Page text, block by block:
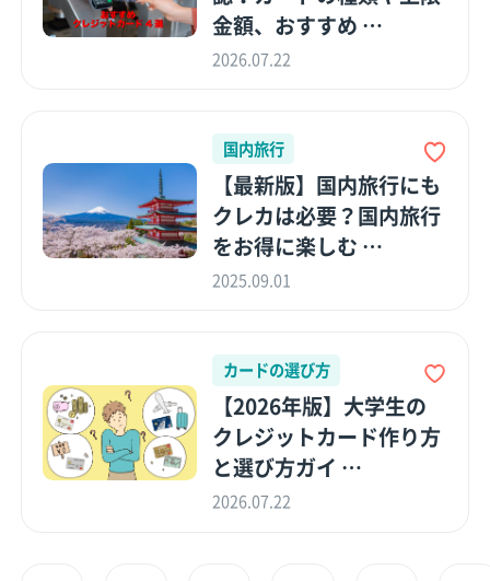
金額、おすすめ …
2026.07.22
国内旅行
【最新版】国内旅行にも
クレカは必要？国内旅行
をお得に楽しむ …
2025.09.01
カードの選び方
【2026年版】大学生の
クレジットカード作り方
と選び方ガイ …
2026.07.22